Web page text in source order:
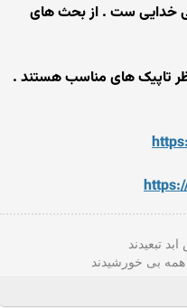
خدایی ست . از بحث های
تاپیک های مناسب هستند .
تبعیدند
بی خورشیدند